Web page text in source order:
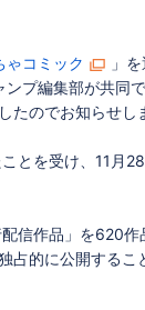
ゃコミック 」
プ編集部が共同
のでお知らせし
とを受け、11月
信作品」を620作
占的に公開するこ